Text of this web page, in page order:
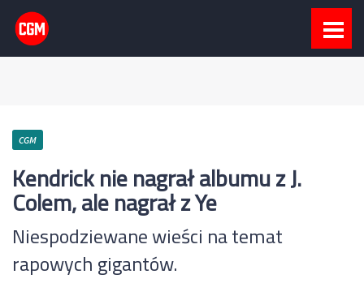
CGM
Kendrick nie nagrał albumu z J.
Colem, ale nagrał z Ye
Niespodziewane wieści na temat
rapowych gigantów.